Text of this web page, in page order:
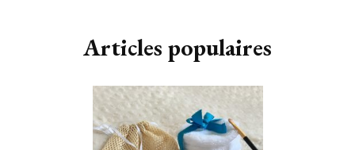
Articles populaires